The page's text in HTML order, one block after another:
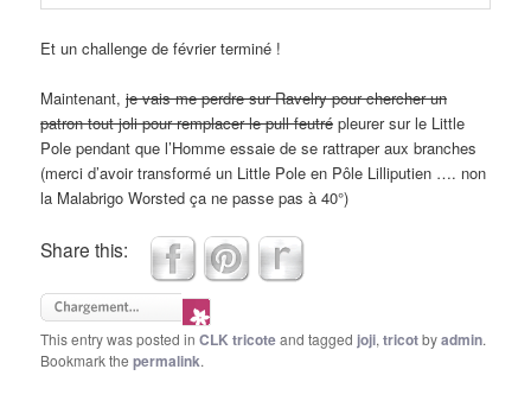
Et un challenge de février terminé !
Maintenant,je vais me perdre sur Ravelry pour chercher un
patron tout joli pour remplacer le pull feutré pleurer sur le Little
Pole pendant que l’Homme essaie de se rattraper aux branches
(merci d’avoir transformé un Little Pole en Pôle Lilliputien …. non
la Malabrigo Worsted ça ne passe pas à 40°)
Share this:
This entry was posted inCLK tricoteand tagged joji,tricotbyadmin.
Bookmark thepermalink.